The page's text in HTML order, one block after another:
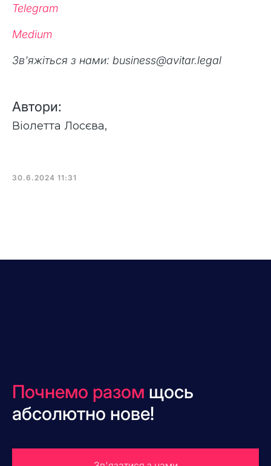
Telegram
Medium
Зв'яжіться з нами: business@avitar.legal
Автори:
Віолетта Лосєва,
30.6.2024 11:31
Почнемо разом щось
абсолютно нове!